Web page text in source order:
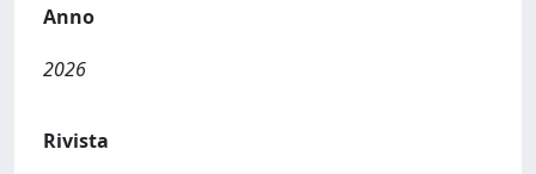
Anno
2026
Rivista